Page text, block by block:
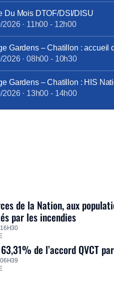
à la ténacité de la CFE-CGC
du 1er janvier 2018, tous les
des mêmes garanties.
Du Mois DTOF/DSI/DISU
2026· 11h00 - 12h00
Gardens – Chatillon : accueil
2026· 08h00 - 10h30
Gardens – Chatillon : HIS
2026· 13h00 - 14h00
de la Nation, aux
par les incendies
de l’accord QVCT